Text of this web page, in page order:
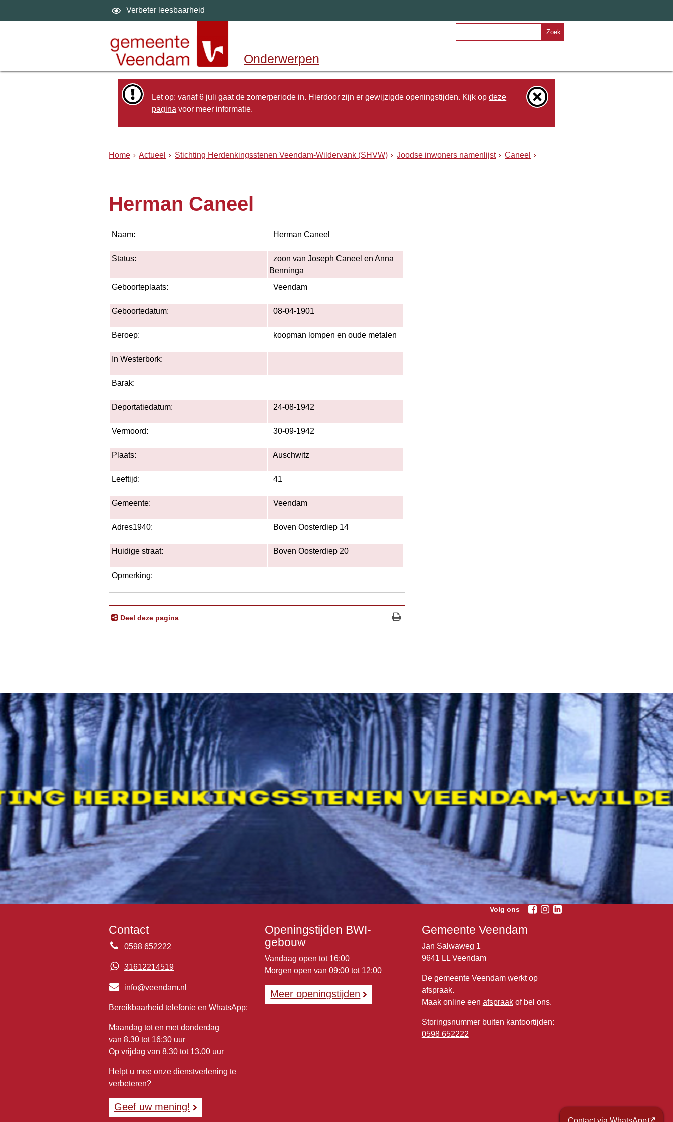
Verbeter leesbaarheid
Zoek
Onderwerpen
Let op: vanaf 6 juli gaat de zomerperiode in. Hierdoor zijn er gewijzigde openingstijden. Kijk opdeze
pagina voor meer informatie.
Home Actueel Stichting Herdenkingsstenen Veendam-Wildervank (SHVW) Joodse inwoners namenlijst Caneel
Herman Caneel
Naam: Herman Caneel
Status:
zoon van Joseph Caneel en Anna
Benninga
Geboorteplaats:
Veendam
Geboortedatum: 08-04-1901
Beroep: koopman lompen en oude metalen
In Westerbork:
Barak:
Deportatiedatum: 24-08-1942
Vermoord: 30-09-1942
Plaats: Auschwitz
Leeftijd: 41
Gemeente: Veendam
Adres1940: Boven Oosterdiep 14
Huidige straat: Boven Oosterdiep 20
Opmerking:
Deel deze pagina
Volg ons
Contact
0598 652222
31612214519
info@veendam.nl
Bereikbaarheid telefonie en WhatsApp:
Maandag tot en met donderdag
van 8.30 tot 16:30 uur
Op vrijdag van 8.30 tot 13.00 uur
Helpt u mee onze dienstverlening te
verbeteren?
Geef uw mening!
Openingstijden BWI-
gebouw
Vandaag open tot 16:00
Morgen open van 09:00 tot 12:00
Meer openingstijden
Gemeente Veendam
Jan Salwaweg 1
9641 LL Veendam
De gemeente Veendam werkt op
afspraak.
Maak online een afspraakof bel ons.
Storingsnummer buiten kantoortijden:
0598 652222